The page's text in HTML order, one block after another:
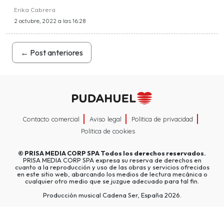
Erika Cabrera
2 octubre, 2022 a las 16:28
← Post anteriores
Contacto comercial Aviso legal
Política de privacidad
Política de cookies
© PRISA MEDIA CORP SPATodos los derechos reservados.
PRISA MEDIA CORP SPA expresa su reserva de derechos en
cuanto a la reproducción y uso de las obras y servicios ofrecidos
en este sitio web, abarcando los medios de lectura mecánica o
cualquier otro medio que se juzgue adecuado para tal fin.
Producción musical Cadena Ser, España 2026.